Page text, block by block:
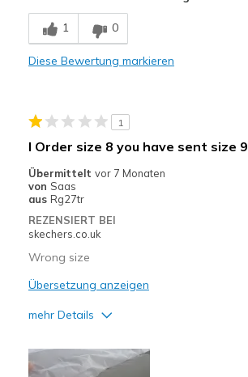
Nachteile
Hitze.
Nicht dicht.
Ausnahmsweise wenn nicht lange
Breite
Größe
Meine Meinung zu
Schuhen
1 0
Diese Bewertung markieren
1
I Order size 8 you have sent size 9
Übermittelt vor 7 Monaten
von Saas
aus Rg27tr
REZENSIERT BEI
skechers.co.uk
Wrong size
Übersetzung anzeigen
mehr Details